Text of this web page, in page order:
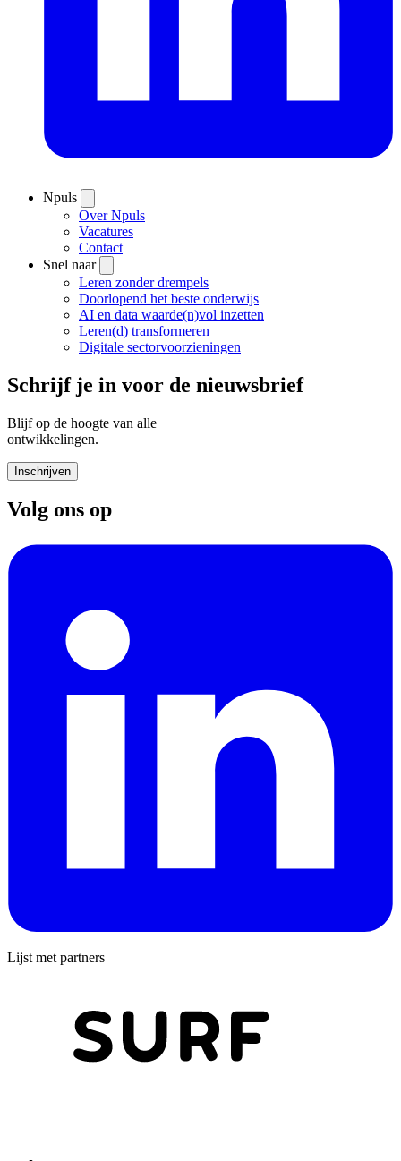
Npuls
Over Npuls
Vacatures
Contact
Snel naar
Leren zonder drempels
Doorlopend het beste onderwijs
AI en data waarde(n)vol inzetten
Leren(d) transformeren
Digitale sectorvoorzieningen
Schrijf je in voor de nieuwsbrief
Blijf op de hoogte van alle
ontwikkelingen.
Inschrijven
Volg ons op
Lijst met partners